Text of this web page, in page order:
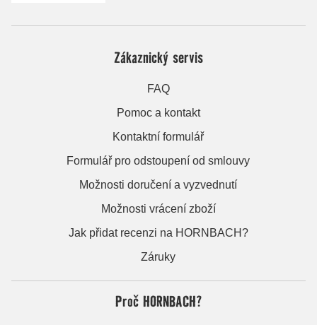
Zákaznický servis
FAQ
Pomoc a kontakt
Kontaktní formulář
Formulář pro odstoupení od smlouvy
Možnosti doručení a vyzvednutí
Možnosti vrácení zboží
Jak přidat recenzi na HORNBACH?
Záruky
Proč HORNBACH?